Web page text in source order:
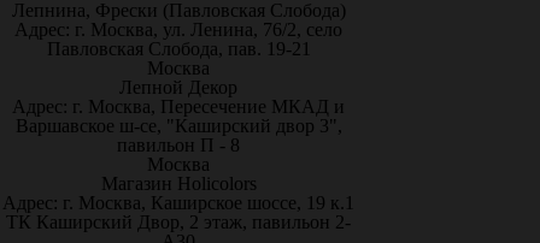
Лепнина, Фрески (Павловская Слобода)
Адрес: г. Москва, ул. Ленина, 76/2, село
Павловская Слобода, пав. 19-21
Москва
Лепной Декор
Адрес: г. Москва, Пересечение МКАД и
Варшавское ш-се, "Каширский двор 3",
павильон П - 8
Москва
Магазин Holicolors
Адрес: г. Москва, Каширское шоссе, 19 к.1
ТК Каширский Двор, 2 этаж, павильон 2-